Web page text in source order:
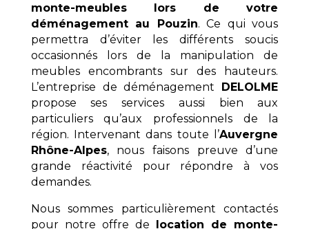
monte-meubles lors de votre
déménagement au Pouzin. Ce qui vous
permettra d’éviter les différents soucis
occasionnés lors de la manipulation de
meubles encombrants sur des hauteurs.
L’entreprise de déménagement DELOLME
propose ses services aussi bien aux
particuliers qu’aux professionnels de la
région. Intervenant dans toute l’Auvergne
Rhône-Alpes, nous faisons preuve d’une
grande réactivité pour répondre à vos
demandes.
Nous sommes particulièrement contactés
pour notre offre de location de monte-